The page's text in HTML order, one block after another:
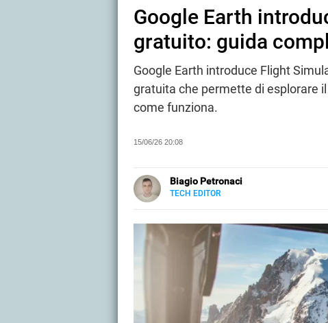
Google Earth
gratuito: guida
Google Earth introduce Flight
gratuita che permette di esplorare
come funziona.
15/06/26 20:08
Biagio Petronaci
TECH EDITOR
LINKEDIN